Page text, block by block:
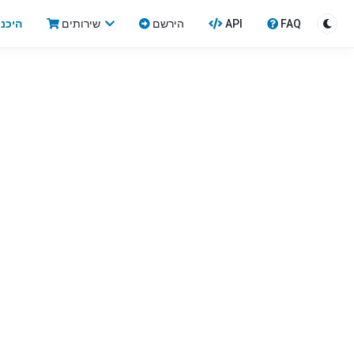
שירותים הירשם API FAQ